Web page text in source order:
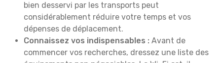
bien desservi par les transports peut
considérablement réduire votre temps et vos
dépenses de déplacement.
Connaissez vos indispensables : Avant de
commencer vos recherches, dressez une liste des